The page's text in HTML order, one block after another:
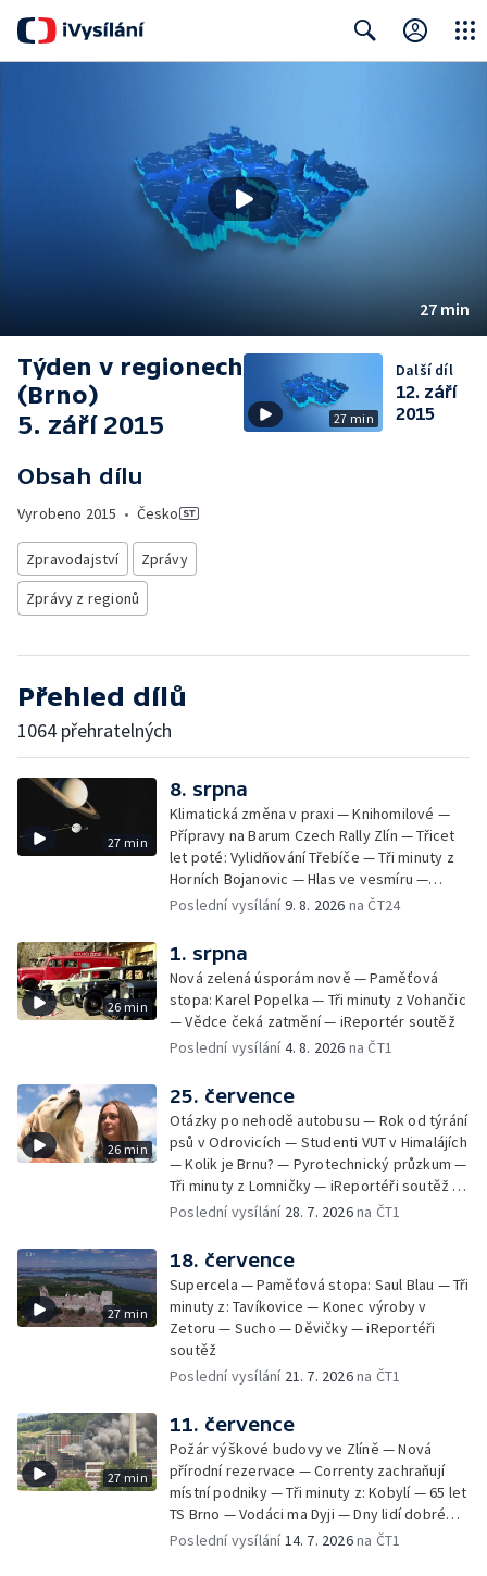
27 min
Týden v regionech
(Brno)
5. září 2015
Obsah dílu
Vyrobeno 2015 • Česko
Zpravodajství
Zprávy
Zprávy z regionů
27 min
Další díl
12. září
2015
Přehled dílů
1064 přehratelných
27 min
8. srpna
Klimatická změna v praxi — Knihomilové —
Přípravy na Barum Czech Rally Zlín — Třicet
let poté: Vylidňování Třebíče — Tři minuty z
Horních Bojanovic — Hlas ve vesmíru —
iReportéři soutěž
Poslední vysílání9. 8. 2026 na ČT24
26 min
1. srpna
Nová zelená úsporám nově — Paměťová
stopa: Karel Popelka — Tři minuty z Vohančic
— Vědce čeká zatmění — iReportér soutěž
Poslední vysílání4. 8. 2026 na ČT1
26 min
25. července
Otázky po nehodě autobusu — Rok od týrání
psů v Odrovicích — Studenti VUT v Himalájích
— Kolik je Brnu? — Pyrotechnický průzkum —
Tři minuty z Lomničky — iReportéři soutěž —
Bez komentáře: Kontroly na NOvých Mlýnech
Poslední vysílání 28. 7. 2026na ČT1
27 min
18. července
Supercela — Paměťová stopa: Saul Blau — Tři
minuty z: Tavíkovice — Konec výroby v
Zetoru — Sucho — Děvičky — iReportéři
soutěž
Poslední vysílání 21. 7. 2026na ČT1
27 min
11. července
Požár výškové budovy ve Zlíně — Nová
přírodní rezervace — Correnty zachraňují
místní podniky — Tři minuty z: Kobylí — 65 let
TS Brno — Vodáci ma Dyji — Dny lidí dobré
vůle — iReportéři soutěž
Poslední vysílání14. 7. 2026na ČT1